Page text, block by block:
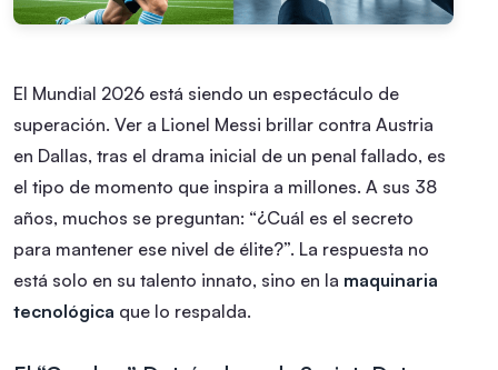
El Mundial 2026 está siendo un espectáculo de
superación. Ver a Lionel Messi brillar contra Austria
en Dallas, tras el drama inicial de un penal fallado, es
el tipo de momento que inspira a millones. A sus 38
años, muchos se preguntan: “¿Cuál es el secreto
para mantener ese nivel de élite?”. La respuesta no
está solo en su talento innato, sino en la maquinaria
tecnológica que lo respalda.